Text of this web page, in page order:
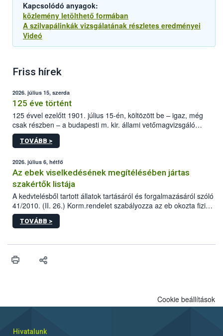
Kapcsolódó anyagok:
közlemény letölthető formában
A szilvapálinkák vizsgálatának részletes eredményei
Videó
Friss hírek
2026. július 15, szerda
125 éve történt
125 évvel ezelőtt 1901. július 15-én, költözött be – igaz, még
csak részben – a budapesti m. kir. állami vetőmagvizsgáló
állomás a Kis Rókus utca 15. szám alatti, Czigler Győző által
tervezett új épületébe.
TOVÁBB >
2026. július 6, hétfő
Az ebek viselkedésének megítélésében jártas
szakértők listája
A kedvtelésből tartott állatok tartásáról és forgalmazásáról szóló
41/2010. (II. 26.) Korm.rendelet szabályozza az eb okozta fizikai
sérülés, illetve ennek veszélye keletkezésekor felmerülő
hatósági feladatokat, valamint a veszélyes eb tartását és annak
vonni az ebek viselkedésének megítélésében jártas szakértőt.
TOVÁBB >
Cookie beállítások
Hivatalunk